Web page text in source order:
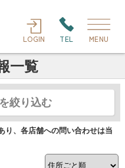
LOGIN TEL MENU
一覧
絞り込む
り、各店舗への問い合わせは当